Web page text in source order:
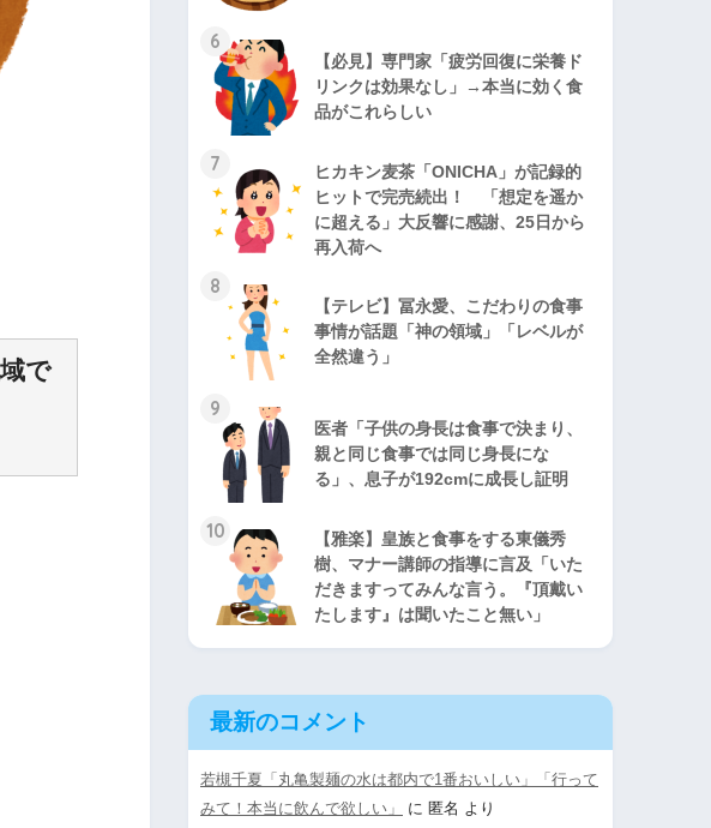
で
6
【必見】専門家「疲労回復に栄養ド
リンクは効果なし」→本当に効く食
品がこれらしい
7
ヒカキン麦茶「ONICHA」が記録的
ヒットで完売続出！ 「想定を遥か
に超える」大反響に感謝、25日から
再入荷へ
8
【テレビ】冨永愛、こだわりの食事
事情が話題「神の領域」「レベルが
全然違う」
9
医者「子供の身長は食事で決まり、
親と同じ食事では同じ身長にな
る」、息子が192cmに成長し証明
10
【雅楽】皇族と食事をする東儀秀
樹、マナー講師の指導に言及「いた
だきますってみんな言う。『頂戴い
たします』は聞いたこと無い」
最新のコメント
若槻千夏「丸亀製麺の水は都内で1番おいしい」「行って
みて！本当に飲んで欲しい」
に 匿名 より